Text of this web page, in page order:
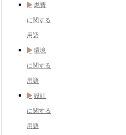
燃費
に関する
用語
環境
に関する
用語
設計
に関する
用語